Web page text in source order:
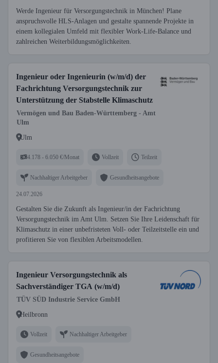
Werde Ingenieur für Versorgungstechnik in München! Plane
anspruchsvolle HLS-Anlagen und gestalte spannende Projekte in
einem kollegialen Umfeld mit flexibler Work-Life-Balance und
zahlreichen Weiterbildungsmöglichkeiten.
Ingenieur oder Ingenieurin (w/m/d) der
Fachrichtung Versorgungstechnik zur
Unterstützung der Stabstelle Klimaschutz
Vermögen und Bau Baden-Württemberg - Amt
Ulm
Ulm
4.178 - 6.050 €/Monat Vollzeit Teilzeit
Nachhaltiger Arbeitgeber Gesundheitsangebote
24.07.2026
Gestalten Sie die Zukunft als Ingenieur/in der Fachrichtung
Versorgungstechnik im Amt Ulm. Setzen Sie Ihre Leidenschaft für
Klimaschutz in einer unbefristeten Voll- oder Teilzeitstelle ein und
profitieren Sie von flexiblen Arbeitsmodellen.
Ingenieur Versorgungstechnik als
Sachverständiger TGA (w/m/d)
TÜV SÜD Industrie Service GmbH
Heilbronn
Vollzeit Nachhaltiger Arbeitgeber
Gesundheitsangebote